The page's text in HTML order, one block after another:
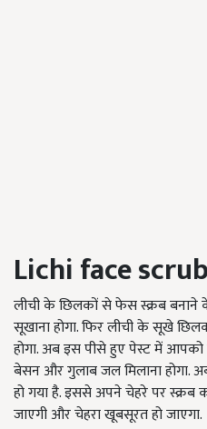
Lichi face scrub
लीची के छिलकों से फेस स्क्रब
सूखाना होगा. फिर लीची के सूखे
होगा. अब इस पीसे हुए पेस्ट में
बेसन और गुलाब जल मिलाना होगा.
हो गया है. इससे अपने चेहरे पर
जाएगी और चेहरा खूबसूरत हो जाएगा.